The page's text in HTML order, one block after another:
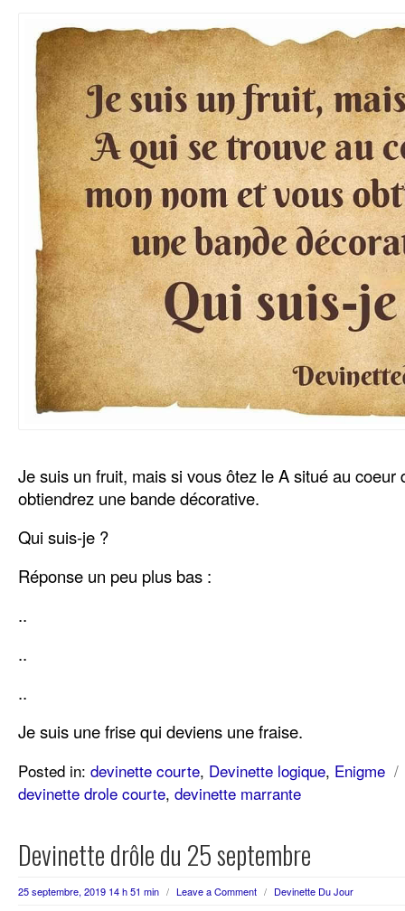
Je suis un fruit, mais si vous ôtez le A situé au coeur
obtiendrez une bande décorative.
Qui suis-je ?
Réponse un peu plus bas :
..
..
..
Je suis une frise qui deviens une fraise.
Posted in: devinette courte, Devinette logique, Enigme /
devinette drole courte, devinette marrante
Devinette drôle du 25 septembre
25 septembre, 2019 14 h 51 min / Leave a Comment / Devinette Du Jour